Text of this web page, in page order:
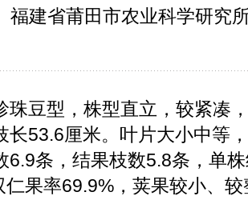
福建省莆田市农业科学研究
珠豆型，株型直立，较紧凑
长53.6厘米。叶片大小中等
6.9条，结果枝数5.8条，单
仁果率69.9%，荚果较小、